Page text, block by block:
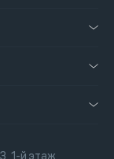
1-й этаж